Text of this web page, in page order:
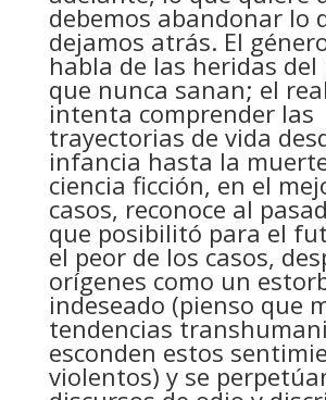
debemos abandonar lo
dejamos atrás. El
habla de las heridas del
que nunca sanan; el
intenta comprender las
trayectorias de vida
infancia hasta la
ciencia ficción, en el
casos, reconoce al
que posibilitó para el
el peor de los casos,
orígenes como un
indeseado (pienso que
tendencias
esconden estos
violentos) y se